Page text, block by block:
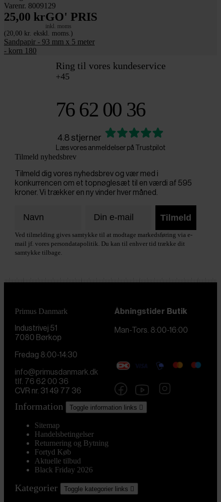
Varenr. 8009129
25,00 krGO' PRIS
inkl. moms
(20,00 kr. ekskl. moms.)
Sandpapir - 93 mm x 5 meter
- korn 180
Ring til vores kundeservice
+45
76 62 00 36
4.8 stjerner
Læs vores anmeldelser på Trustpilot
Tilmeld nyhedsbrev
Tilmeld dig vores nyhedsbrev og vær med i
konkurrencen om et topnøglesæt til en værdi af 595
kroner. Vi trækker en ny vinder hver måned.
Tilmeld
Ved tilmelding gives samtykke til at modtage markedsføring via e-
mail jf. vores persondatapolitik. Du kan til enhver tid trække dit
samtykke tilbage.
Primus Danmark
Industrivej 51
7080 Børkop
Åbningstider Butik
Man-Tors. 8:00-16:00
Fredag 8:00-14:30
info@primusdanmark.dk
tlf. 76 62 00 36
CVR nr. 31 49 77 36
Information Toggle information links 
Sitemap
Handelsbetingelser
Returnering og Bytning
Fortyd Køb
Aktuelle tilbud
Black Friday 2026
Kategorier Toggle kategorier links 